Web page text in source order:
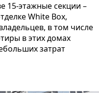
15-этажные секции –
White Box,
в том числе
в этих домах
затрат